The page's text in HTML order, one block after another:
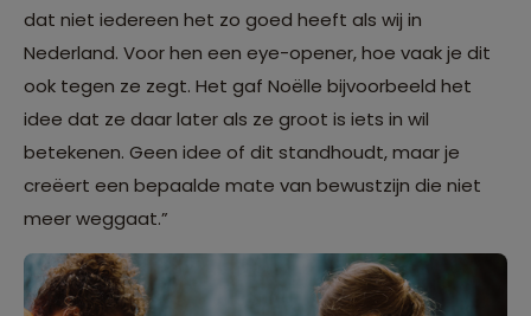
dat niet iedereen het zo goed heeft als wij in
Nederland. Voor hen een eye-opener, hoe vaak je dit
ook tegen ze zegt. Het gaf Noëlle bijvoorbeeld het
idee dat ze daar later als ze groot is iets in wil
betekenen. Geen idee of dit standhoudt, maar je
creëert een bepaalde mate van bewustzijn die niet
meer weggaat.”